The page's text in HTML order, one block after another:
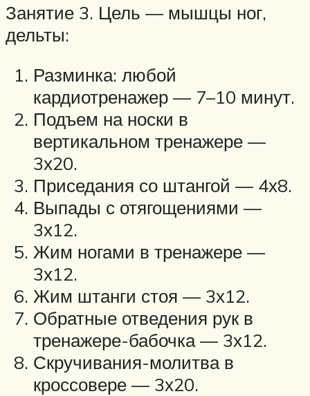
Занятие 3. Цель — мышцы ног,
дельты:
Разминка: любой
кардиотренажер — 7–10 минут.
Подъем на носки в
вертикальном тренажере —
3х20.
Приседания со штангой — 4х8.
Выпады с отягощениями —
3х12.
Жим ногами в тренажере —
3х12.
Жим штанги стоя — 3х12.
Обратные отведения рук в
тренажере-бабочка — 3х12.
Скручивания-молитва в
кроссовере — 3х20.